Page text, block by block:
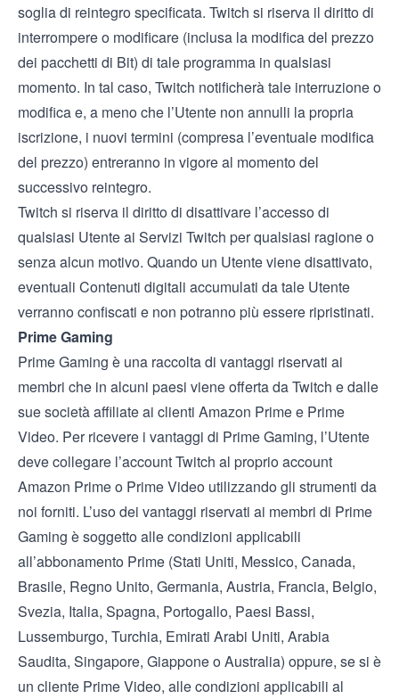
soglia di reintegro specificata. Twitch si riserva il diritto di
interrompere o modificare (inclusa la modifica del prezzo
dei pacchetti di Bit) di tale programma in qualsiasi
momento. In tal caso, Twitch notificherà tale interruzione o
modifica e, a meno che l’Utente non annulli la propria
iscrizione, i nuovi termini (compresa l’eventuale modifica
del prezzo) entreranno in vigore al momento del
successivo reintegro.
Twitch si riserva il diritto di disattivare l’accesso di
qualsiasi Utente ai Servizi Twitch per qualsiasi ragione o
senza alcun motivo. Quando un Utente viene disattivato,
eventuali Contenuti digitali accumulati da tale Utente
verranno confiscati e non potranno più essere ripristinati.
Prime Gaming
Prime Gaming è una raccolta di vantaggi riservati ai
membri che in alcuni paesi viene offerta da Twitch e dalle
sue società affiliate ai clienti Amazon Prime e Prime
Video. Per ricevere i vantaggi di Prime Gaming, l’Utente
deve collegare l’account Twitch al proprio account
Amazon Prime o Prime Video utilizzando gli strumenti da
noi forniti. L’uso dei vantaggi riservati ai membri di Prime
Gaming è soggetto alle condizioni applicabili
all’abbonamento Prime (Stati Uniti, Messico, Canada,
Brasile, Regno Unito, Germania, Austria, Francia, Belgio,
Svezia, Italia, Spagna, Portogallo, Paesi Bassi,
Lussemburgo, Turchia, Emirati Arabi Uniti, Arabia
Saudita, Singapore, GiapponeoAustralia) oppure, se si è
un cliente Prime Video, allecondizioni applicabili al